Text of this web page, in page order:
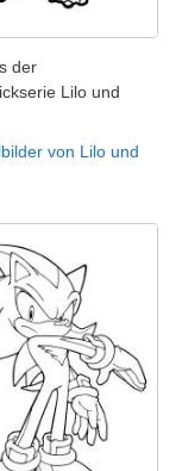
der
Lilo und
von Lilo und